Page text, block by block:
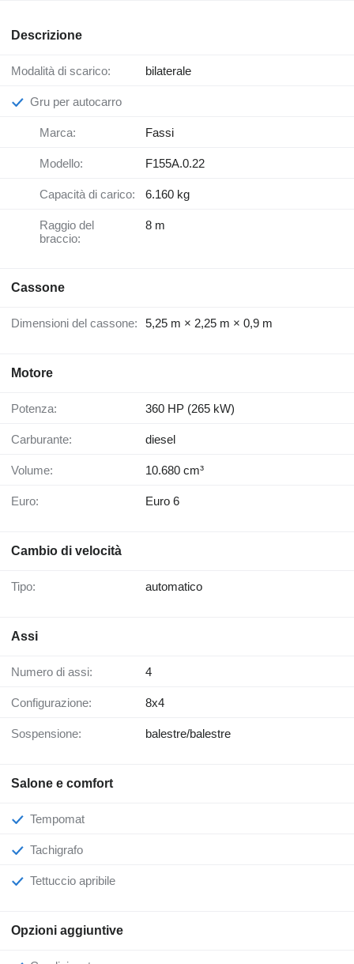
Descrizione
Modalità di scarico: bilaterale
Gru per autocarro
Marca: Fassi
Modello: F155A.0.22
Capacità di carico: 6.160 kg
Raggio del
braccio:
8 m
Cassone
Dimensioni del cassone: 5,25 m × 2,25 m × 0,9 m
Motore
Potenza: 360 HP (265 kW)
Carburante: diesel
Volume: 10.680 cm³
Euro: Euro 6
Cambio di velocità
Tipo: automatico
Assi
Numero di assi: 4
Configurazione: 8x4
Sospensione: balestre/balestre
Salone e comfort
Tempomat
Tachigrafo
Tettuccio apribile
Opzioni aggiuntive